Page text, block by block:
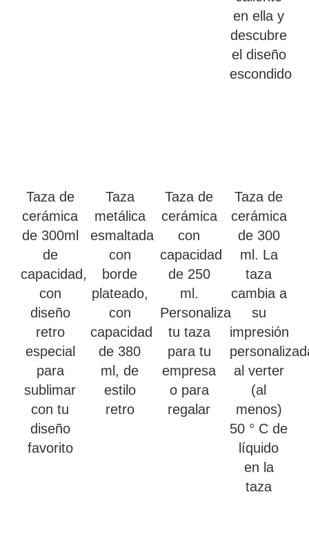
en ella y
descubre
el diseño
escondido
Taza de
cerámica
de 300ml
de
capacidad,
con
diseño
retro
especial
para
sublimar
con tu
diseño
favorito
Taza
metálica
esmaltada
con
borde
plateado,
con
capacidad
de 380
ml, de
estilo
retro
Taza de
cerámica
con
capacidad
de 250
ml.
Personaliza
tu taza
para tu
empresa
o para
regalar
Taza de
cerámica
de 300
ml. La
taza
cambia a
su
impresión
al verter
(al
menos)
50 ° C de
líquido
en la
taza